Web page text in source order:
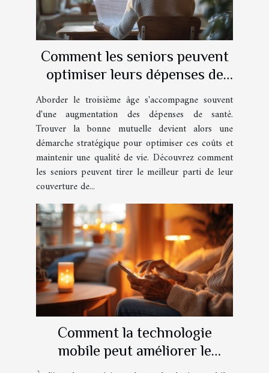
Comment les seniors peuvent
optimiser leurs dépenses de
santé avec une mutuelle
adaptée
Aborder le troisième âge s'accompagne souvent
d'une augmentation des dépenses de santé.
Trouver la bonne mutuelle devient alors une
démarche stratégique pour optimiser ces coûts et
maintenir une qualité de vie. Découvrez comment
les seniors peuvent tirer le meilleur parti de leur
couverture de...
Comment la technologie
mobile peut améliorer le
quotidien des seniors